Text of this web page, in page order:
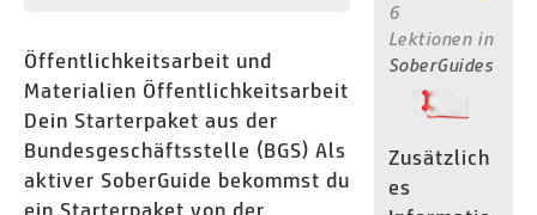
Öffentlichkeitsarbeit und
Materialien Öffentlichkeitsarbeit
Dein Starterpaket aus der
Bundesgeschäftsstelle (BGS) Als
aktiver SoberGuide bekommst du
6
Lektionen in
SoberGuides
Zusätzlich
es